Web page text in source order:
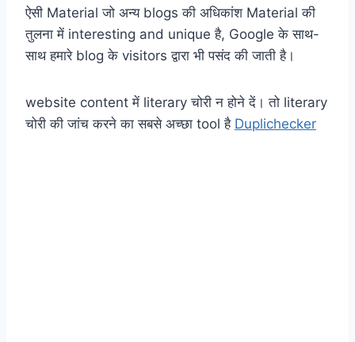
ऐसी Material जो अन्य blogs की अधिकांश Material की
तुलना में interesting and unique है, Google के साथ-
साथ हमारे blog के visitors द्वारा भी पसंद की जाती है।
website content में literary चोरी न होने दें। तो literary
चोरी की जांच करने का सबसे अच्छा tool है Duplichecker